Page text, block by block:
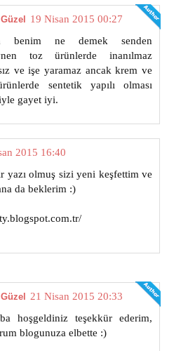
19 Nisan 2015 00:27
benim ne demek senden
toz ürünlerde inanılmaz
ve işe yaramaz ancak krem ve
sentetik yapılı olması
gayet iyi.
2015 16:40
yazı olmuş sizi yeni keşfettim ve
da beklerim :)
21 Nisan 2015 20:33
hoşgeldiniz teşekkür ederim,
blogunuza elbette :)